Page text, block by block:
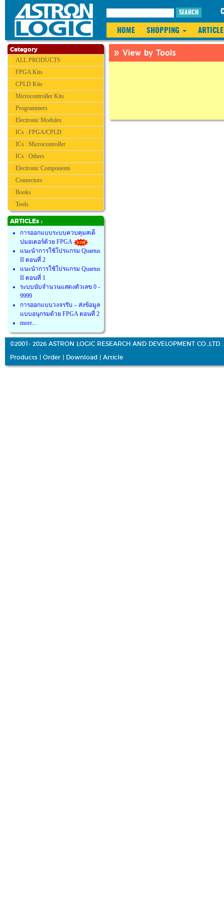
SEARCH
HOME SHOPPING
Category
ALL PRODUCTS
FPGA Kits
CPLD Kits
Microcontroller Kits
Programmers
Electronic Modules
ICs : FPGA/CPLD
ICs : Microcontroller
ICs : Others
Electronic Components
Connectors
Books
Tools
ARTICLEs :
การออกแบบระบบควบคุมสเต็
ปมอเตอร์ด้วย FPGA
แนะนำการใช้โปรแกรม Quartus
II ตอนที่ 2
แนะนำการใช้โปรแกรม Quartus
II ตอนที่ 1
ระบบนับจำนวนแสดงตัวเลข 0 -
9999
การออกแบบวงจรรับ – ส่งข้อมูล
แบบอนุกรมด้วย FPGA ตอนที่ 2
more...
» View by Tools
©2001- 2026 ASTRON LOGIC RESEARCH AND DEVELOPMENT CO.,LTD.
Products Order Download Article